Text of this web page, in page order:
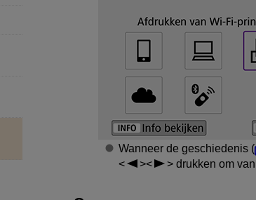
Wanneer de geschiedenis (
drukken om